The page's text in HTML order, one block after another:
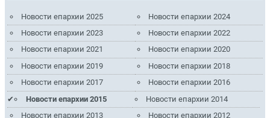
Новости епархии 2025
Новости епархии 2024
Новости епархии 2023
Новости епархии 2022
Новости епархии 2021
Новости епархии 2020
Новости епархии 2019
Новости епархии 2018
Новости епархии 2017
Новости епархии 2016
Новости епархии 2015
Новости епархии 2014
Новости епархии 2013
Новости епархии 2012